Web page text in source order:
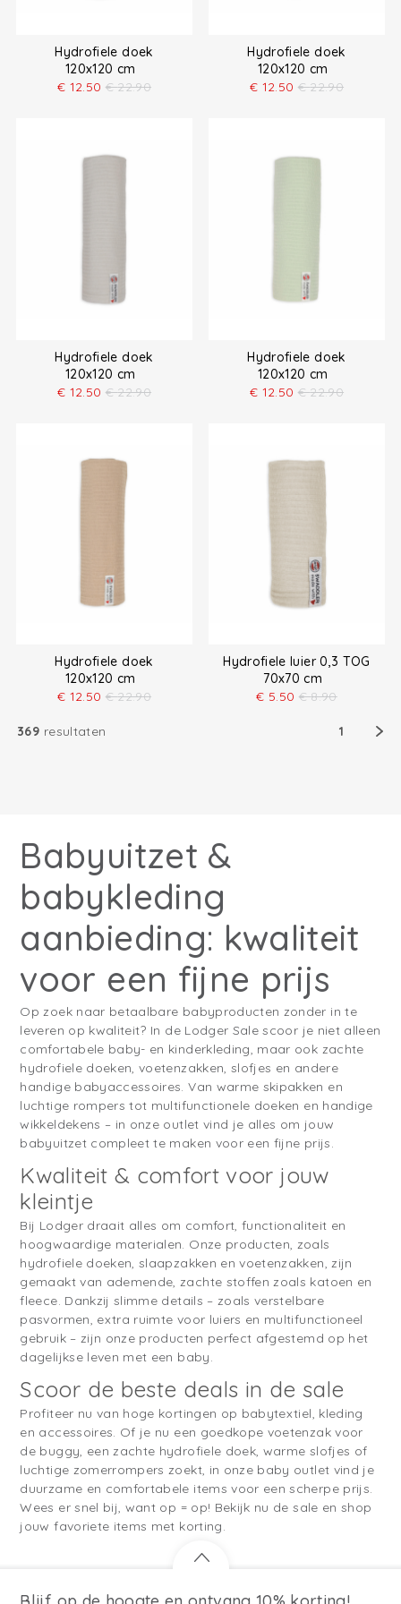
Hydrofiele doek
120x120 cm
€ 12.50 € 22.90
Hydrofiele doek
120x120 cm
€ 12.50 € 22.90
Hydrofiele doek
120x120 cm
€ 12.50 € 22.90
Hydrofiele doek
120x120 cm
€ 12.50 € 22.90
Hydrofiele doek
120x120 cm
€ 12.50 € 22.90
Hydrofiele luier 0,3 TOG
70x70 cm
€ 5.50 € 8.90
369 resultaten 1
Babyuitzet &
babykleding
aanbieding: kwaliteit
voor een fijne prijs
Op zoek naar betaalbare babyproducten zonder in te
leveren op kwaliteit? In de Lodger Sale scoor je niet alleen
comfortabele baby- en kinderkleding, maar ook zachte
hydrofiele doeken, voetenzakken, slofjes en andere
handige babyaccessoires. Van warme skipakken en
luchtige rompers tot multifunctionele doeken en handige
wikkeldekens – in onze outlet vind je alles om jouw
babyuitzet compleet te maken voor een fijne prijs.
Kwaliteit & comfort voor jouw
kleintje
Bij Lodger draait alles om comfort, functionaliteit en
hoogwaardige materialen. Onze producten, zoals
hydrofiele doeken, slaapzakken en voetenzakken, zijn
gemaakt van ademende, zachte stoffen zoals katoen en
fleece. Dankzij slimme details – zoals verstelbare
pasvormen, extra ruimte voor luiers en multifunctioneel
gebruik – zijn onze producten perfect afgestemd op het
dagelijkse leven met een baby.
Scoor de beste deals in de sale
Profiteer nu van hoge kortingen op babytextiel, kleding
en accessoires. Of je nu een goedkope voetenzak voor
de buggy, een zachte hydrofiele doek, warme slofjes of
luchtige zomerrompers zoekt, in onze baby outlet vind je
duurzame en comfortabele items voor een scherpe prijs.
Wees er snel bij, want op = op! Bekijk nu de sale en shop
jouw favoriete items met korting.